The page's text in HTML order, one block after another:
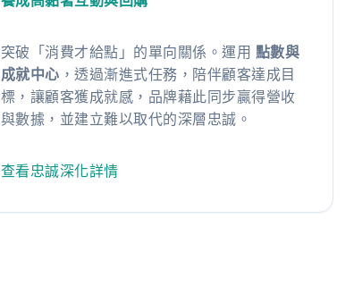
突破「消費才給點」的單向關係。運用 點數與
成就中心 ，透過漸進式任務，陪伴顧客達成目
標，讓顧客獲成就感，品牌藉此同步贏得營收
與數據，並建立難以取代的深層忠誠。
查看忠誠深化詳情